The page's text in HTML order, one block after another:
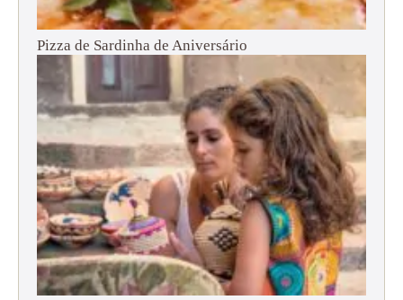
Pizza de Sardinha de Aniversário